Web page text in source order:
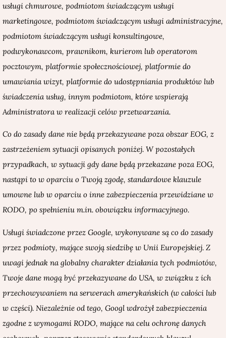
usługi chmurowe, podmiotom świadczącym usługi
marketingowe, podmiotom świadczącym usługi administracyjne,
podmiotom świadczącym usługi konsultingowe,
podwykonawcom, prawnikom, kurierom lub operatorom
pocztowym, platformie społecznościowej, platformie do
umawiania wizyt, platformie do udostępniania produktów lub
świadczenia usług, innym podmiotom, które wspierają
Administratora w realizacji celów przetwarzania.
Co do zasady dane nie będą przekazywane poza obszar EOG, z
zastrzeżeniem sytuacji opisanych poniżej. W pozostałych
przypadkach, w sytuacji gdy dane będą przekazane poza EOG,
nastąpi to w oparciu o Twoją zgodę, standardowe klauzule
umowne lub w oparciu o inne zabezpieczenia przewidziane w
RODO, po spełnieniu m.in. obowiązku informacyjnego.
Usługi świadczone przez Google, wykonywane są co do zasady
przez podmioty, mające swoją siedzibę w Unii Europejskiej. Z
uwagi jednak na globalny charakter działania tych podmiotów,
Twoje dane mogą być przekazywane do USA, w związku z ich
przechowywaniem na serwerach amerykańskich (w całości lub
w części). Niezależnie od tego, Googl wdrożył zabezpieczenia
zgodne z wymogami RODO, mające na celu ochronę danych